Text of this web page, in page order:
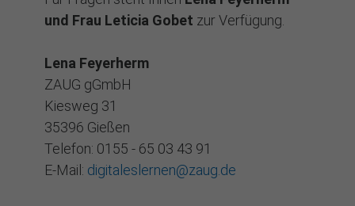
und Frau Leticia Gobet zur Verfügung.
Lena Feyerherm
ZAUG gGmbH
Kiesweg 31
35396 Gießen
Telefon: 0155 - 65 03 43 91
E-Mail: digitaleslernen@zaug.de